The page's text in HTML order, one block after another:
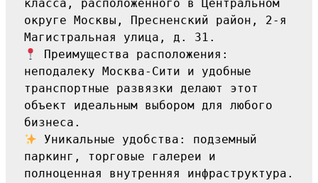
класса, расположенного в Центральном
округе Москвы, Пресненский район, 2-я
Магистральная улица, д. 31.
Преимущества расположения:
неподалеку Москва-Сити и удобные
транспортные развязки делают этот
объект идеальным выбором для любого
бизнеса.
Уникальные удобства: подземный
паркинг, торговые галереи и
полноценная внутренняя инфраструктура.